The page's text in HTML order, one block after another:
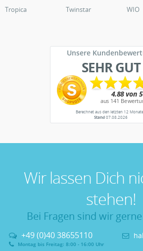
Tropica
Twinstar WIO
Unsere
SEHR GUT
Berechnet aus den letzten 12
Stand07.08.2026
Wir lassen Dich
stehen!
Bei Fragen sind wir
+49 (0)40 38655110
Montag bis Freitag: 8:00 - 16:00 Uhr